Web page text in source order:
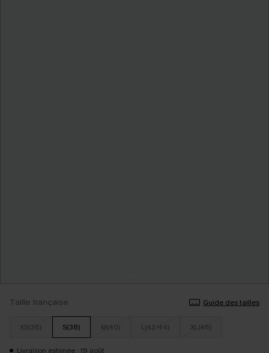
Taille française Guide des tailles
XS(36) S(38) M(40) L(42/44) XL(46)
Livraison estimée : 19 août